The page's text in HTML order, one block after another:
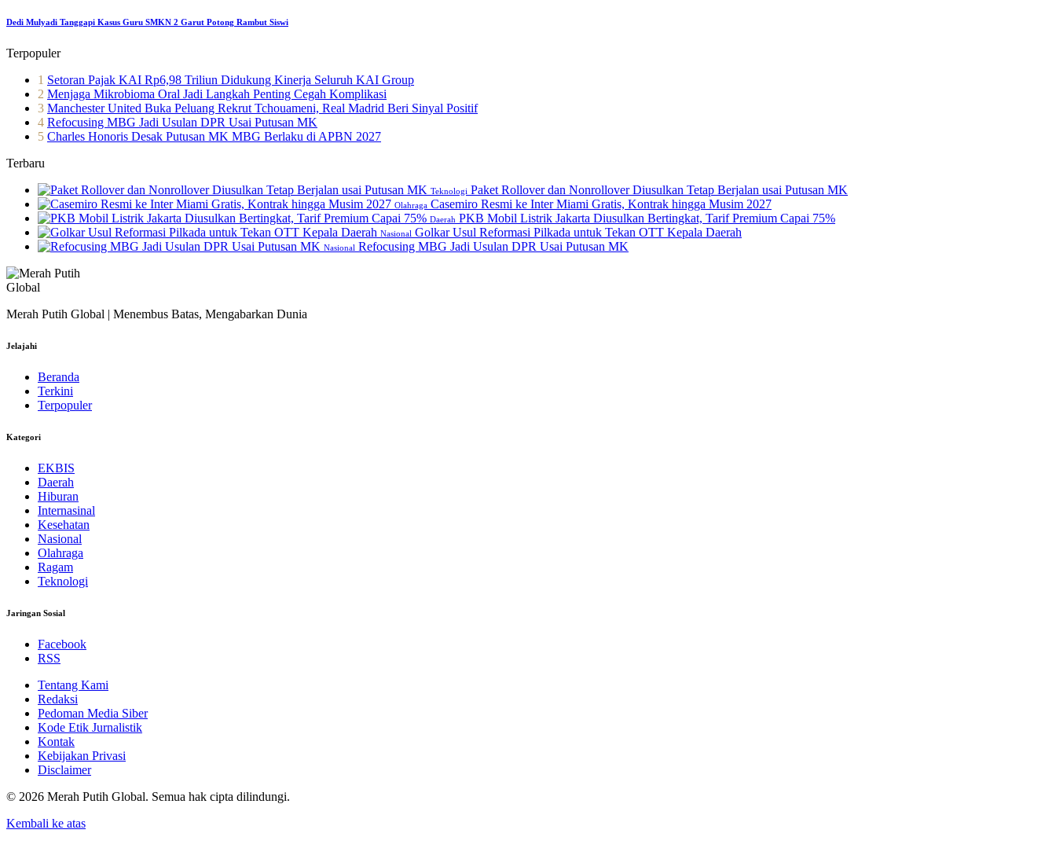
Dedi Mulyadi Tanggapi Kasus Guru SMKN 2 Garut Potong Rambut Siswi
Terpopuler
1 Setoran Pajak KAI Rp6,98 Triliun Didukung Kinerja Seluruh KAI Group
2 Menjaga Mikrobioma Oral Jadi Langkah Penting Cegah Komplikasi
3 Manchester United Buka Peluang Rekrut Tchouameni, Real Madrid Beri Sinyal Positif
4 Refocusing MBG Jadi Usulan DPR Usai Putusan MK
5 Charles Honoris Desak Putusan MK MBG Berlaku di APBN 2027
Terbaru
Teknologi Paket Rollover dan Nonrollover Diusulkan Tetap Berjalan usai Putusan MK
Olahraga Casemiro Resmi ke Inter Miami Gratis, Kontrak hingga Musim 2027
Daerah PKB Mobil Listrik Jakarta Diusulkan Bertingkat, Tarif Premium Capai 75%
Nasional Golkar Usul Reformasi Pilkada untuk Tekan OTT Kepala Daerah
Nasional Refocusing MBG Jadi Usulan DPR Usai Putusan MK
Merah Putih Global | Menembus Batas, Mengabarkan Dunia
Jelajahi
Beranda
Terkini
Terpopuler
Kategori
EKBIS
Daerah
Hiburan
Internasinal
Kesehatan
Nasional
Olahraga
Ragam
Teknologi
Jaringan Sosial
Facebook
RSS
Tentang Kami
Redaksi
Pedoman Media Siber
Kode Etik Jurnalistik
Kontak
Kebijakan Privasi
Disclaimer
© 2026 Merah Putih Global. Semua hak cipta dilindungi.
Kembali ke atas